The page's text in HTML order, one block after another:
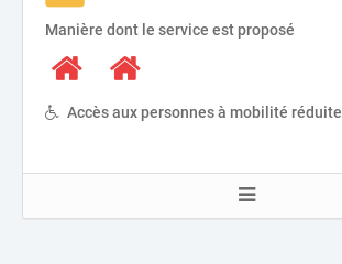
Manière dont le service est proposé
Accès aux personnes à mobilité réduite